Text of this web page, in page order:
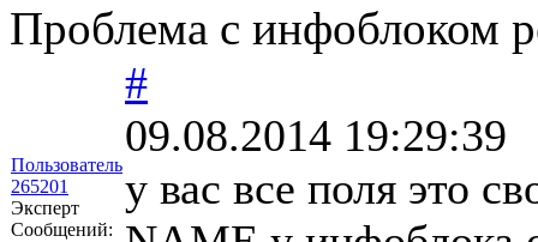
Проблема с инфоблоком
Пользователь
265201
Эксперт
Сообщений:
#
09.08.2014 19:29:39
у вас все поля это